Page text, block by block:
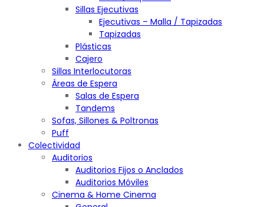
Sillas Ejecutivas
Ejecutivas – Malla / Tapizadas
Tapizadas
Plásticas
Cajero
Sillas Interlocutoras
Áreas de Espera
Salas de Espera
Tandems
Sofas, Sillones & Poltronas
Puff
Colectividad
Auditorios
Auditorios Fijos o Anclados
Auditorios Móviles
Cinema & Home Cinema